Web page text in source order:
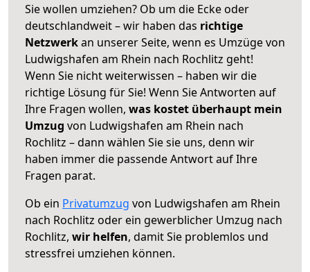
Sie wollen umziehen? Ob um die Ecke oder
deutschlandweit – wir haben das richtige
Netzwerkan unserer Seite, wenn es Umzüge von
Ludwigshafen am Rhein nach Rochlitz geht!
Wenn Sie nicht weiterwissen – haben wir die
richtige Lösung für Sie! Wenn Sie Antworten auf
Ihre Fragen wollen, was kostet überhaupt mein
Umzug von Ludwigshafen am Rhein nach
Rochlitz – dann wählen Sie sie uns, denn wir
haben immer die passende Antwort auf Ihre
Fragen parat.
Ob ein Privatumzug von Ludwigshafen am Rhein
nach Rochlitz oder ein gewerblicher Umzug nach
Rochlitz, wir helfen, damit Sie problemlos und
stressfrei umziehen können.